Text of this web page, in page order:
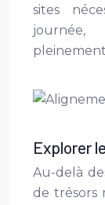
sites
Explorer
Au-delà
de trésors